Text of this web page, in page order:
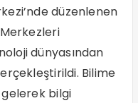
düzenlenen
dünyasından
Bilime
bilgi